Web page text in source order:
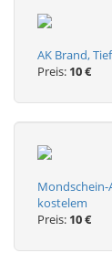
AK Brand,
Preis: 10 €
Mondschein-
kostelem
Preis: 10 €